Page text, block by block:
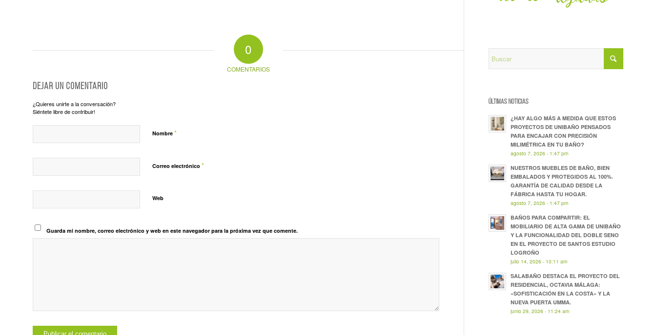
0
COMENTARIOS
Dejar un comentario
¿Quieres unirte a la conversación?
Siéntete libre de contribuir!
Nombre *
Correo electrónico *
Web
Guarda mi nombre, correo electrónico y web en este navegador para la próxima vez que comente.
ÚLTIMAS NOTICIAS
¿HAY ALGO MÁS A MEDIDA QUE ESTOS
PROYECTOS DE UNIBAÑO PENSADOS
PARA ENCAJAR CON PRECISIÓN
MILIMÉTRICA EN TU BAÑO?
agosto 7, 2026 - 1:47 pm
NUESTROS MUEBLES DE BAÑO, BIEN
EMBALADOS Y PROTEGIDOS AL 100%.
GARANTÍA DE CALIDAD DESDE LA
FÁBRICA HASTA TU HOGAR.
agosto 7, 2026 - 1:47 pm
BAÑOS PARA COMPARTIR: EL
MOBILIARIO DE ALTA GAMA DE UNIBAÑO
Y LA FUNCIONALIDAD DEL DOBLE SENO
EN EL PROYECTO DE SANTOS ESTUDIO
LOGROÑO
julio 14, 2026 - 10:11 am
SALABAÑO DESTACA EL PROYECTO DEL
RESIDENCIAL, OCTAVIA MÁLAGA:
«SOFISTICACIÓN EN LA COSTA» Y LA
NUEVA PUERTA UMMA.
junio 29, 2026 - 11:24 am